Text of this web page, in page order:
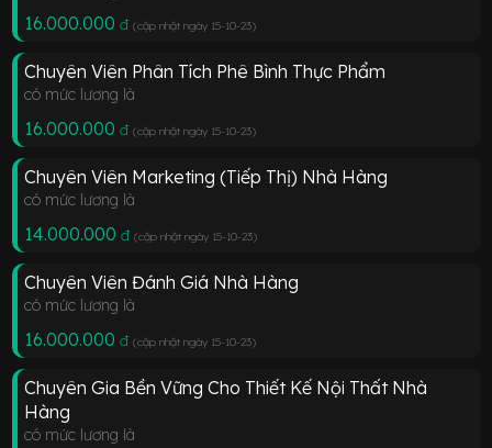
16.000.000 đ (cập nhật ngày 15-10-23)
Chuyên Viên Phân Tích Phê Bình Thực Phẩm
có mức lương là
16.000.000 đ (cập nhật ngày 15-10-23)
Chuyên Viên Marketing (Tiếp Thị) Nhà Hàng
có mức lương là
14.000.000 đ (cập nhật ngày 15-10-23)
Chuyên Viên Đánh Giá Nhà Hàng
có mức lương là
16.000.000 đ (cập nhật ngày 15-10-23)
Chuyên Gia Bền Vững Cho Thiết Kế Nội Thất Nhà
Hàng
có mức lương là